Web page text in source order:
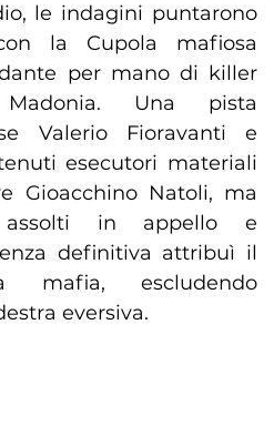
le indagini puntarono
la Cupola mafiosa
per mano di killer
Una pista
Valerio Fioravanti e
esecutori materiali
Gioacchino Natoli, ma
assolti in appello e
definitiva attribuì il
escludendo
eversiva.